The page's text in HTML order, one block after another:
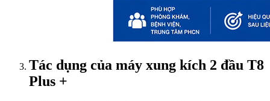
Tác dụng của máy xung kích 2 đầu T8
Plus +